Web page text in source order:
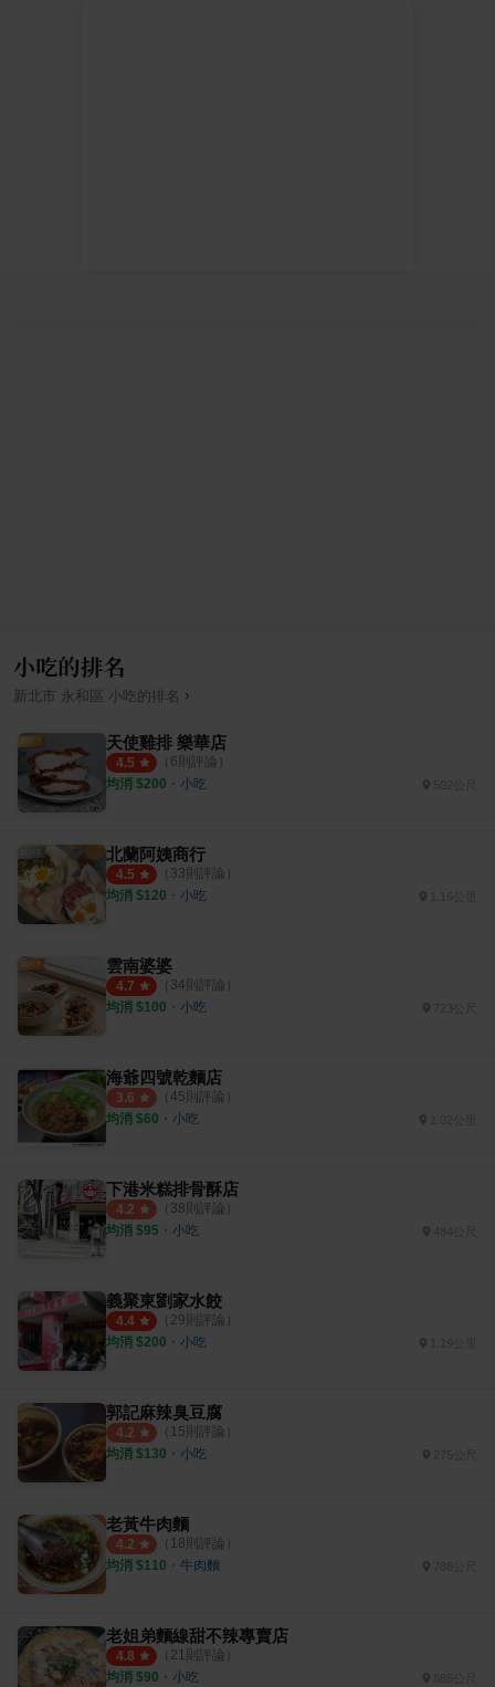
小吃的排名
新北市 永和區 小吃 的排名 ›
天使雞排 樂華店
4.5 （ 6則評論）
均消 $200 ・ 小吃 502公尺
北蘭阿姨商行
4.5 （ 33則評論）
均消 $120 ・ 小吃
雲南婆婆
4.7 （ 34則評論）
均消 $100 ・ 小吃
海爺四號乾麵店
3.6 （ 45則評論）
均消 $60 ・ 小吃
下港米糕排骨酥店
4.2 （ 38則評論）
均消 $95 ・ 小吃 484公尺
義聚東劉家水餃
4.4 （ 29則評論）
均消 $200 ・ 小吃
郭記麻辣臭豆腐
4.2 （ 15則評論）
均消 $130 ・ 小吃 275公尺
老黃牛肉麵
4.2 （ 18則評論）
均消 $110 ・ 牛肉麵
老姐弟麵線甜不辣專賣店
4.8 （ 21則評論）
均消 $90 ・ 小吃